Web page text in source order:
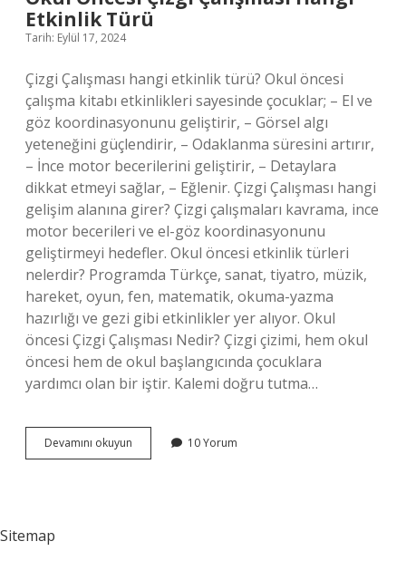
Etkinlik Türü
Tarih: Eylül 17, 2024
Çizgi Çalışması hangi etkinlik türü? Okul öncesi
çalışma kitabı etkinlikleri sayesinde çocuklar; – El ve
göz koordinasyonunu geliştirir, – Görsel algı
yeteneğini güçlendirir, – Odaklanma süresini artırır,
– İnce motor becerilerini geliştirir, – Detaylara
dikkat etmeyi sağlar, – Eğlenir. Çizgi Çalışması hangi
gelişim alanına girer? Çizgi çalışmaları kavrama, ince
motor becerileri ve el-göz koordinasyonunu
geliştirmeyi hedefler. Okul öncesi etkinlik türleri
nelerdir? Programda Türkçe, sanat, tiyatro, müzik,
hareket, oyun, fen, matematik, okuma-yazma
hazırlığı ve gezi gibi etkinlikler yer alıyor. Okul
öncesi Çizgi Çalışması Nedir? Çizgi çizimi, hem okul
öncesi hem de okul başlangıcında çocuklara
yardımcı olan bir iştir. Kalemi doğru tutma…
Devamını okuyun
Öncesi
10 Yorum
Sitemap